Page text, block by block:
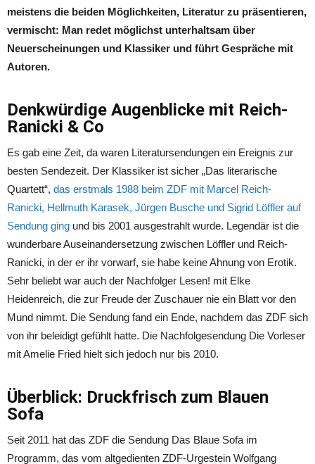
meistens die beiden Möglichkeiten, Literatur zu präsentieren,
vermischt: Man redet möglichst unterhaltsam über
Neuerscheinungen und Klassiker und führt Gespräche mit
Autoren.
Denkwürdige Augenblicke mit Reich-
Ranicki & Co
Es gab eine Zeit, da waren Literatursendungen ein Ereignis zur
besten Sendezeit. Der Klassiker ist sicher „Das literarische
Quartett“, das erstmals 1988 beim ZDF mit Marcel Reich-
Ranicki, Hellmuth Karasek, Jürgen Busche und Sigrid Löffler auf
Sendung ging und bis 2001 ausgestrahlt wurde. Legendär ist die
wunderbare Auseinandersetzung zwischen Löffler und Reich-
Ranicki, in der er ihr vorwarf, sie habe keine Ahnung von Erotik.
Sehr beliebt war auch der Nachfolger Lesen! mit Elke
Heidenreich, die zur Freude der Zuschauer nie ein Blatt vor den
Mund nimmt. Die Sendung fand ein Ende, nachdem das ZDF sich
von ihr beleidigt gefühlt hatte. Die Nachfolgesendung Die Vorleser
mit Amelie Fried hielt sich jedoch nur bis 2010.
Überblick: Druckfrisch zum Blauen
Sofa
Seit 2011 hat das ZDF die Sendung Das Blaue Sofa im
Programm, das vom altgedienten ZDF-Urgestein Wolfgang